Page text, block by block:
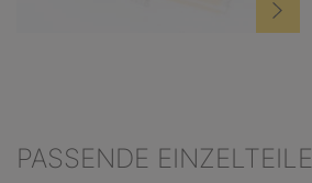
PASSENDE EINZELTEILE